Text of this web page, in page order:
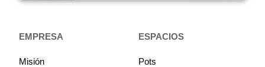
EMPRESA
Misión
ESPACIOS
Pots